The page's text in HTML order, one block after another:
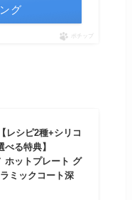
グ
ポチップ
レシピ2種+シリコ
る特典】
ホットプレート グ
ミックコート深